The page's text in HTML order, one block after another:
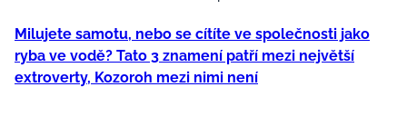
Milujete samotu, nebo se cítíte ve společnosti jako
ryba ve vodě? Tato 3 znamení patří mezi největší
extroverty, Kozoroh mezi nimi není